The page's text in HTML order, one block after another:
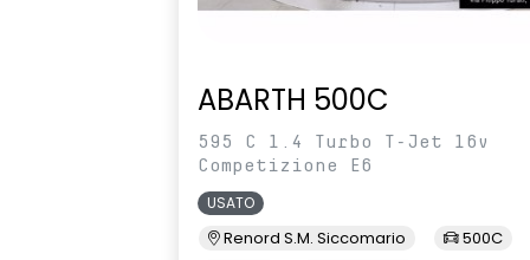
ABARTH 500C
595 C 1.4 Turbo T-Jet 16v
Competizione E6
USATO
Renord S.M. Siccomario
500C